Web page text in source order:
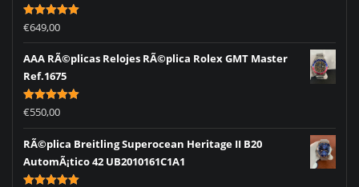
Rated5.00
out of 5
€649,00
AAA RÃ©plicas Relojes RÃ©plica Rolex GMT Master
Ref.1675
Rated5.00
out of 5
€550,00
RÃ©plica Breitling Superocean Heritage II B20
AutomÃ¡tico 42 UB2010161C1A1